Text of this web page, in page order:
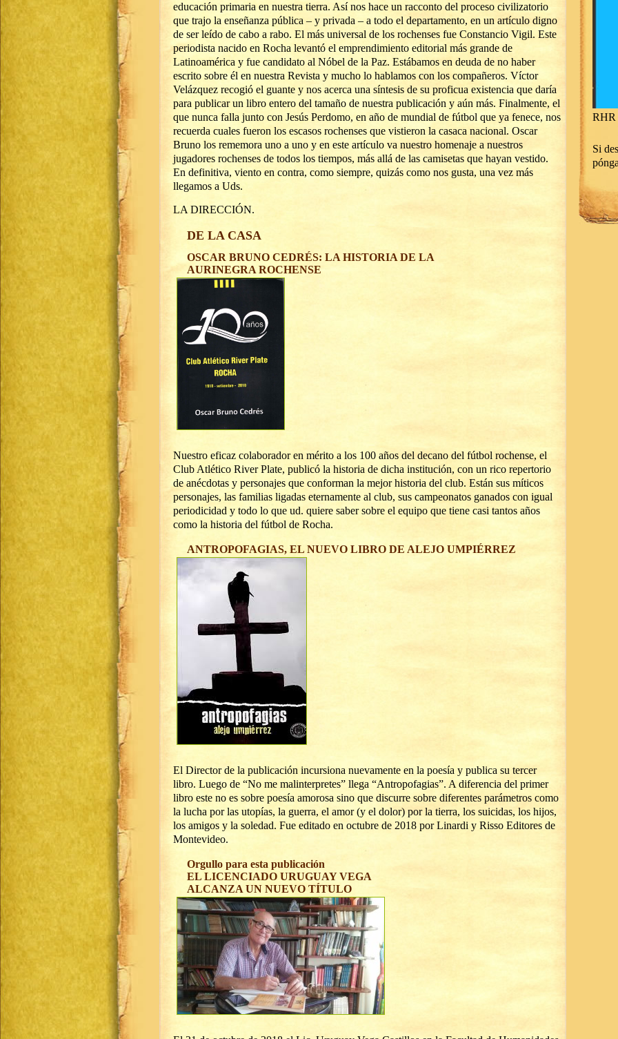
educación primaria en nuestra tierra. Así nos hace un racconto del proceso civilizatorio
que trajo la enseñanza pública – y privada – a todo el departamento, en un artículo digno
de ser leído de cabo a rabo. El más universal de los rochenses fue Constancio Vigil. Este
periodista nacido en Rocha levantó el emprendimiento editorial más grande de
Latinoamérica y fue candidato al Nóbel de la Paz. Estábamos en deuda de no haber
escrito sobre él en nuestra Revista y mucho lo hablamos con los compañeros. Víctor
Velázquez recogió el guante y nos acerca una síntesis de su proficua existencia que daría
para publicar un libro entero del tamaño de nuestra publicación y aún más. Finalmente, el
que nunca falla junto con Jesús Perdomo, en año de mundial de fútbol que ya fenece, nos
recuerda cuales fueron los escasos rochenses que vistieron la casaca nacional. Oscar
Bruno los rememora uno a uno y en este artículo va nuestro homenaje a nuestros
jugadores rochenses de todos los tiempos, más allá de las camisetas que hayan vestido.
En definitiva, viento en contra, como siempre, quizás como nos gusta, una vez más
llegamos a Uds.
LA DIRECCIÓN.
DE LA CASA
OSCAR BRUNO CEDRÉS: LA HISTORIA DE LA
AURINEGRA ROCHENSE
Nuestro eficaz colaborador en mérito a los 100 años del decano del fútbol rochense, el
Club Atlético River Plate, publicó la historia de dicha institución, con un rico repertorio
de anécdotas y personajes que conforman la mejor historia del club. Están sus míticos
personajes, las familias ligadas eternamente al club, sus campeonatos ganados con igual
periodicidad y todo lo que ud. quiere saber sobre el equipo que tiene casi tantos años
como la historia del fútbol de Rocha.
ANTROPOFAGIAS, EL NUEVO LIBRO DE ALEJO UMPIÉRREZ
El Director de la publicación incursiona nuevamente en la poesía y publica su tercer
libro. Luego de “No me malinterpretes” llega “Antropofagias”. A diferencia del primer
libro este no es sobre poesía amorosa sino que discurre sobre diferentes parámetros como
la lucha por las utopías, la guerra, el amor (y el dolor) por la tierra, los suicidas, los hijos,
los amigos y la soledad. Fue editado en octubre de 2018 por Linardi y Risso Editores de
Montevideo.
Orgullo para esta publicación
EL LICENCIADO URUGUAY VEGA
ALCANZA UN NUEVO TÍTULO
RHR
Si